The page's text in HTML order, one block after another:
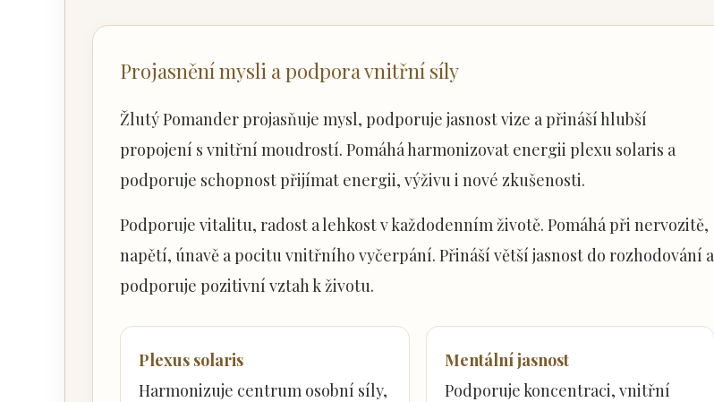
Projasnění mysli a podpora vnitřní síly
Žlutý Pomander projasňuje mysl, podporuje jasnost vize a přináší hlubší
propojení s vnitřní moudrostí. Pomáhá harmonizovat energii plexu solaris a
podporuje schopnost přijímat energii, výživu i nové zkušenosti.
Podporuje vitalitu, radost a lehkost v každodenním životě. Pomáhá při nervozitě,
napětí, únavě a pocitu vnitřního vyčerpání. Přináší větší jasnost do rozhodování a
podporuje pozitivní vztah k životu.
Plexus solaris
Harmonizuje centrum osobní síly,
Mentální jasnost
Podporuje koncentraci, vnitřní